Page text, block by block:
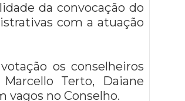
da convocação do
com a atuação
os conselheiros
Terto, Daiane
vagos no Conselho.